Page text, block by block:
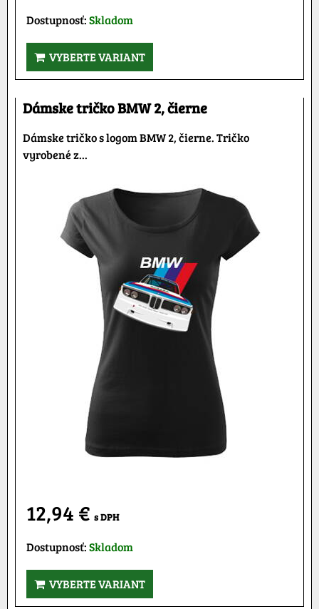
Dostupnosť:Skladom
VYBERTE VARIANT
Dámske tričko BMW 2, čierne
Dámske tričko s logom BMW 2, čierne. Tričko
vyrobené z...
12,94 € s DPH
Dostupnosť:Skladom
VYBERTE VARIANT